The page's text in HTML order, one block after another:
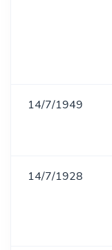
14/7/1949
14/7/1928